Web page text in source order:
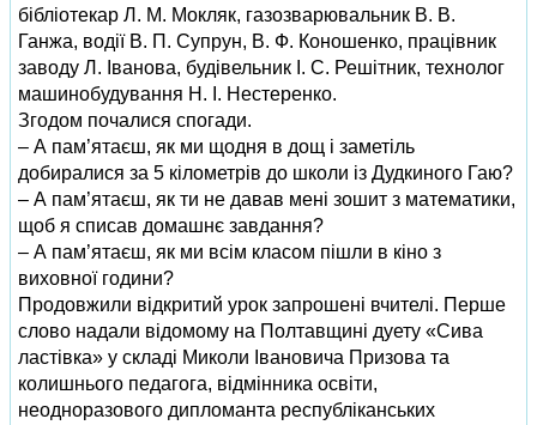
бібліотекар Л. М. Мокляк, газозварювальник В. В.
Ганжа, водії В. П. Супрун, В. Ф. Коношенко, працівник
заводу Л. Іванова, будівельник І. С. Решітник, технолог
машинобудування Н. І. Нестеренко.
Згодом почалися спогади.
– А пам’ятаєш, як ми щодня в дощ і заметіль
добиралися за 5 кілометрів до школи із Дудкиного Гаю?
– А пам’ятаєш, як ти не давав мені зошит з математики,
щоб я списав домашнє завдання?
– А пам’ятаєш, як ми всім класом пішли в кіно з
виховної години?
Продовжили відкритий урок запрошені вчителі. Перше
слово надали відомому на Полтавщині дуету «Сива
ластівка» у складі Миколи Івановича Призова та
колишнього педагога, відмінника освіти,
неодноразового дипломанта республіканських